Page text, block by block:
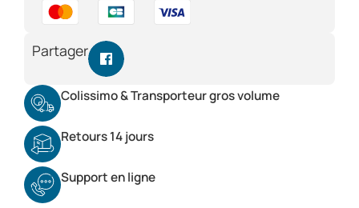
Partager
Colissimo & Transporteur gros volume
Retours 14 jours
Support en ligne